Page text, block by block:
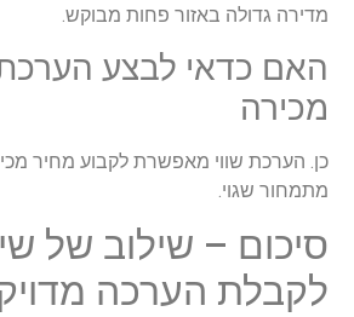
מדירה גדולה באזור פחות מבוקש.
האם כדאי לבצע הערכת
מכירה
כן. הערכת שווי מאפשרת לקבוע מחיר
מתמחור שגוי.
סיכום – שילוב של
לקבלת הערכה